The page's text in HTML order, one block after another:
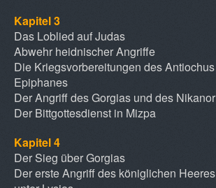
Kapitel 3
Das Loblied auf Judas
Abwehr heidnischer Angriffe
Die Kriegsvorbereitungen des Antiochus
Epiphanes
Der Angriff des Gorgias und des Nikanor
Der Bittgottesdienst in Mizpa
Kapitel 4
Der Sieg über Gorgias
Der erste Angriff des königlichen Heeres